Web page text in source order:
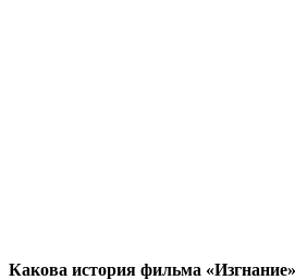
Какова история фильма